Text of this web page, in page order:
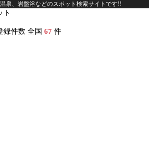
泉、岩盤浴などのスポット検索サイトです!!
全国 67 件